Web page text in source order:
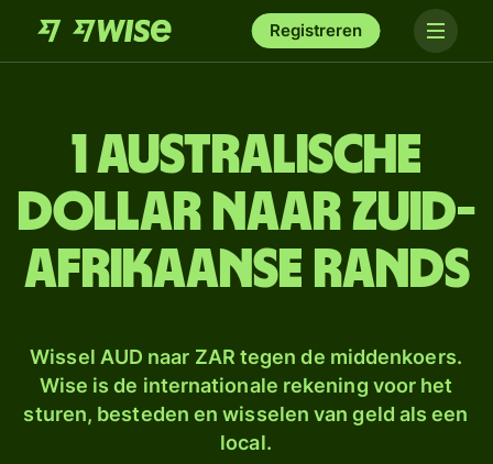
Registreren
1 Australische
dollar naar Zuid-
Afrikaanse rands
Wissel AUD naar ZAR tegen de middenkoers.
Wise is de internationale rekening voor het
sturen, besteden en wisselen van geld als een
local.